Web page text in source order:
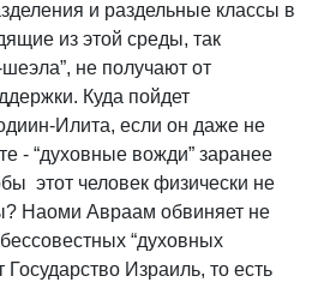
и раздельные классы в
из этой среды, так
не получают от
Куда пойдет
Илита, если он даже не
- “духовные вожди” заранее
этот человек физически не
Наоми Авраам обвиняет не
“духовных
Израиль, то есть